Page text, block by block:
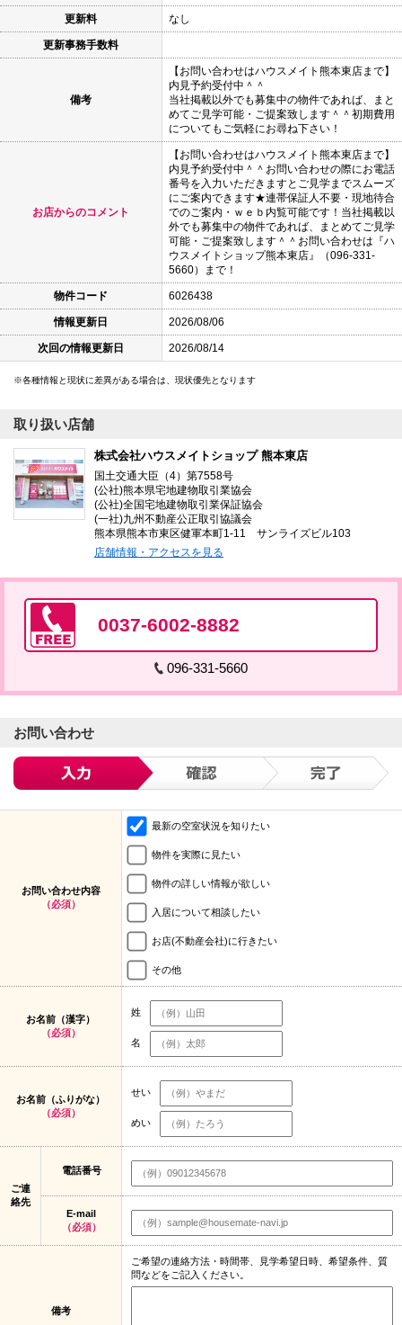
更新料 なし
更新事務手数料
備考
【お問い合わせはハウスメイト熊本東店まで】
内見予約受付中＾＾
当社掲載以外でも募集中の物件であれば、まと
めてご見学可能・ご提案致します＾＾初期費用
についてもご気軽にお尋ね下さい！
お店からのコメント
【お問い合わせはハウスメイト熊本東店まで】
内見予約受付中＾＾お問い合わせの際にお電話
番号を入力いただきますとご見学までスムーズ
にご案内できます★連帯保証人不要・現地待合
でのご案内・ｗｅｂ内覧可能です！当社掲載以
外でも募集中の物件であれば、まとめてご見学
可能・ご提案致します＾＾お問い合わせは『ハ
ウスメイトショップ熊本東店』（096-331-
5660）まで！
物件コード 6026438
情報更新日 2026/08/06
次回の情報更新日 2026/08/14
各種情報と現状に差異がある場合は、現状優先となります
取り扱い店舗
株式会社ハウスメイトショップ 熊本東店
国土交通大臣（4）第7558号
(公社)熊本県宅地建物取引業協会
(公社)全国宅地建物取引業保証協会
(一社)九州不動産公正取引協議会
熊本県熊本市東区健軍本町1-11 サンライズビル103
店舗情報・アクセスを見る
0037-6002-8882
096-331-5660
お問い合わせ
お問い合わせ内容
（必須）
最新の空室状況を知りたい
物件を実際に見たい
物件の詳しい情報が欲しい
入居について相談したい
お店(不動産会社)に行きたい
その他
お名前（漢字）
（必須）
姓
名
お名前（ふりがな）
（必須）
せい
めい
ご連
絡先
電話番号
E-mail
（必須）
備考
ご希望の連絡方法・時間帯、見学希望日時、希望条件、質
問などをご記入ください。